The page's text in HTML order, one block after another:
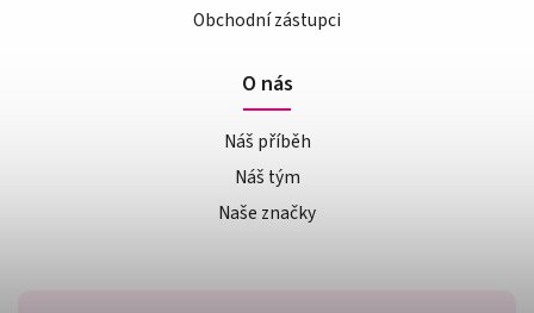
Obchodní zástupci
O nás
Náš příběh
Náš tým
Naše značky